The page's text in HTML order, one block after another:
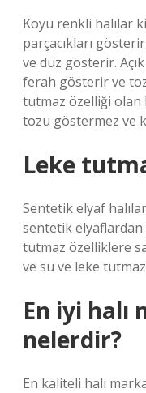
Koyu renkli halılar
parçacıkları
ve düz gösterir.
ferah gösterir ve
tutmaz özelliği olan
tozu göstermez ve
Leke
Sentetik elyaf
sentetik elyaflardan
tutmaz özelliklere
ve su ve leke
En iyi halı
nelerdir?
En kaliteli halı